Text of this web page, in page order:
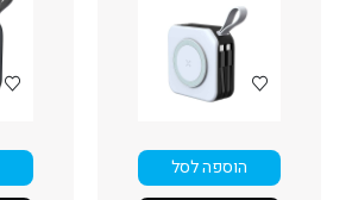
הוספה לסל